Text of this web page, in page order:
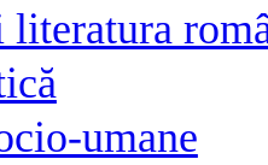
umane